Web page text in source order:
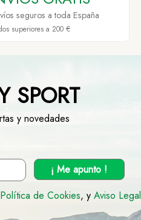
seguros a toda España
superiores a 200 €
SPORT
y novedades
¡ Me apunto !
Política de Cookies, y Aviso Legal